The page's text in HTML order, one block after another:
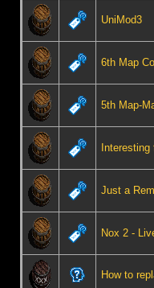
UniMod3
6th Map
5th Map-
Interesting
Just a
Nox 2 -
How to